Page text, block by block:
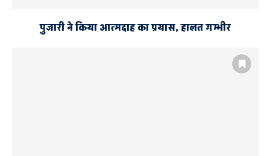
पुजारी ने किया आत्मदाह का प्रयास, हालत गम्भीर